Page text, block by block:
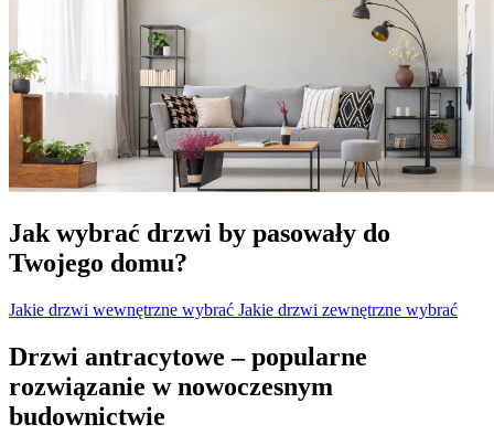
Jak wybrać drzwi by pasowały do
Twojego domu?
Jakie drzwi wewnętrzne wybrać Jakie drzwi zewnętrzne wybrać
Drzwi antracytowe – popularne
rozwiązanie w nowoczesnym
budownictwie